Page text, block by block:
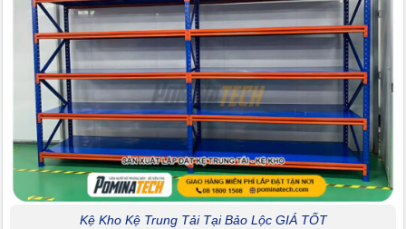
Kệ Kho Kệ Trung Tải Tại Bảo Lộc GIÁ TỐT